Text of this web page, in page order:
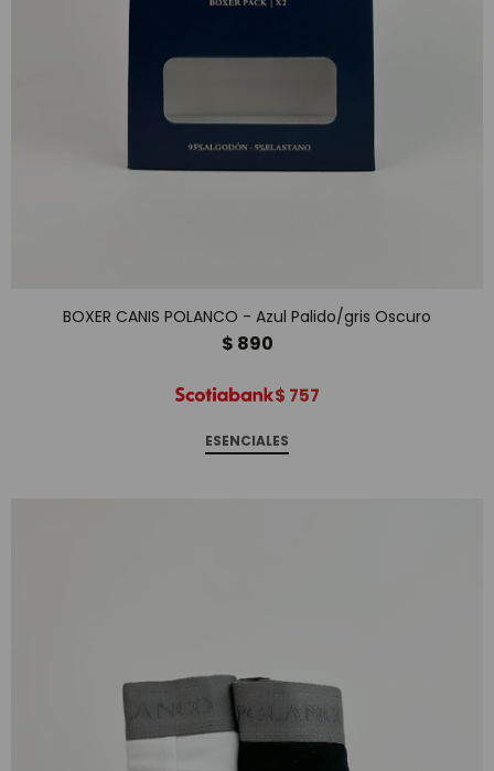
BOXER CANIS POLANCO - Azul Palido/gris Oscuro
$ 890
$ 757
ESENCIALES